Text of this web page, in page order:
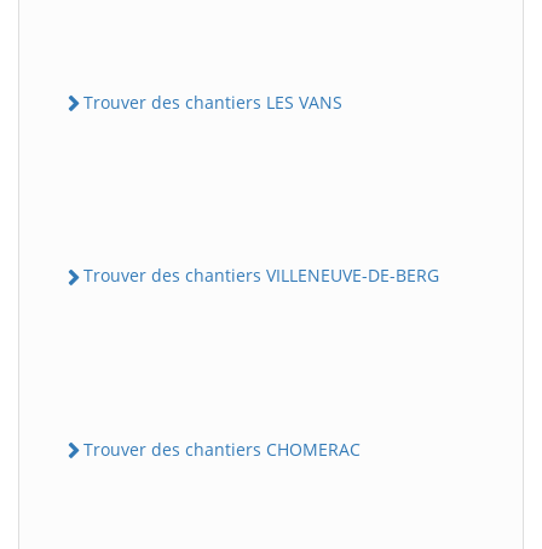
Trouver des chantiers LES VANS
Trouver des chantiers VILLENEUVE-DE-BERG
Trouver des chantiers CHOMERAC